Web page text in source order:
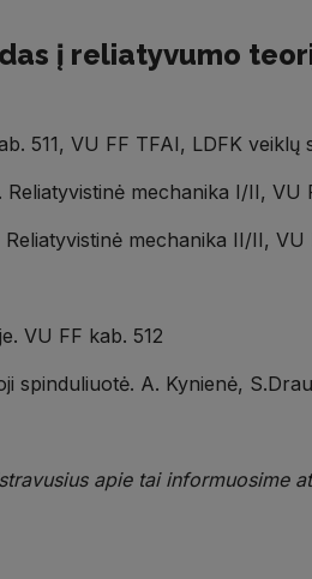
į reliatyvumo
511, VU FF TFAI, LDFK
Reliatyvistinė mechanika I/II,
Reliatyvistinė mechanika II/II,
VU FF kab. 512
spinduliuotė. A. Kynienė,
apie tai informuosime